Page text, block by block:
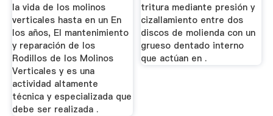
la vida de los molinos
verticales hasta en un En
los años, El mantenimiento
y reparación de los
Rodillos de los Molinos
Verticales y es una
actividad altamente
técnica y especializada que
debe ser realizada .
tritura mediante presión y
cizallamiento entre dos
discos de molienda con un
grueso dentado interno
que actúan en .